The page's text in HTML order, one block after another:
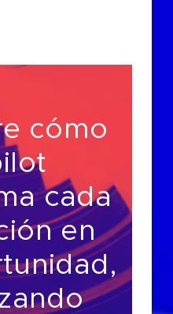
cómo
cada
en